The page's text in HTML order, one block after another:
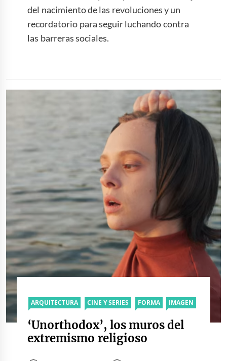
del nacimiento de las revoluciones y un
recordatorio para seguir luchando contra
las barreras sociales.
ARQUITECTURA CINE Y SERIES FORMA IMAGEN
‘Unorthodox’, los muros del
extremismo religioso